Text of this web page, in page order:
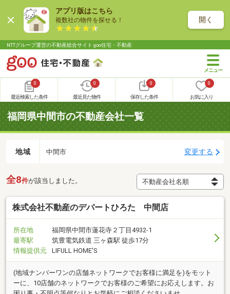
アプリ版はこちら
複数社の物件を探せる！ 開く
NTTグループ運営の不動産総合サイト goo住宅・不動産
0
最近検索した条件
0
最近見た物件
0
保存した条件
0
お気に入り
福岡県中間市の不動産会社一覧
地域 中間市 変更する
全8件が該当しました。
株式会社不動産のデパートひろた 中間店
所在地
福岡県中間市蓮花寺２丁目4932-1
最寄駅
筑豊電気鉄道 三ヶ森駅 徒歩17分
情報提供元
LIFULL HOME'S
(地域ナンバーワンの店舗ネットワークでお客様に満足を)をモット
ーに、10店舗のネットワークでお客様のご希望にお応えします。お